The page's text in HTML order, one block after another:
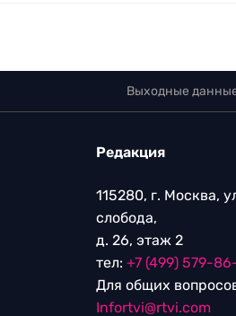
Выходные
Редакция
115280, г. Москва,
слобода,
д. 26, этаж 2
тел: +7 (499) 579-
Для общих
Infortvi@rtvi.com